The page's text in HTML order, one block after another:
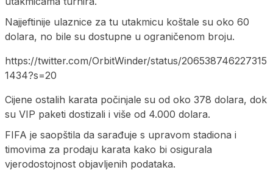
Najjeftinije ulaznice za tu utakmicu koštale su oko 60
dolara, no bile su dostupne u ograničenom broju.
https://twitter.com/OrbitWinder/status/206538746227315
1434?s=20
Cijene ostalih karata počinjale su od oko 378 dolara, dok
su VIP paketi dostizali i više od 4.000 dolara.
FIFA je saopštila da sarađuje s upravom stadiona i
timovima za prodaju karata kako bi osigurala
vjerodostojnost objavljenih podataka.